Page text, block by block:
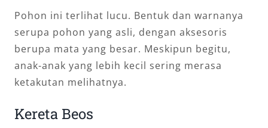
Pohon ini terlihat lucu. Bentuk dan warnanya
serupa pohon yang asli, dengan aksesoris
berupa mata yang besar. Meskipun begitu,
anak-anak yang lebih kecil sering merasa
ketakutan melihatnya.
Kereta Beos